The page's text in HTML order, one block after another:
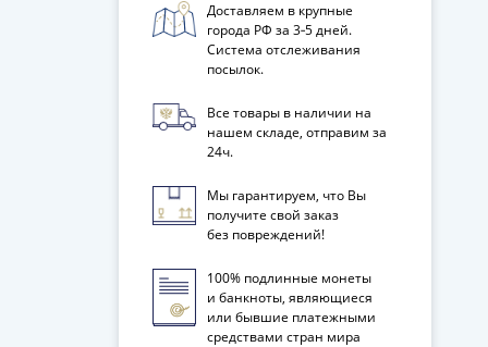
Доставляем в крупные
города РФ за 3‑5 дней.
Система отслеживания
посылок.
Все товары в наличии на
нашем складе, отправим за
24ч.
Мы гарантируем, что Вы
получите свой заказ
без повреждений!
100% подлинные монеты
и банкноты, являющиеся
или бывшие платежными
средствами стран мира